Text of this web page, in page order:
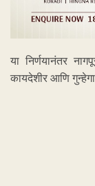
या निर्णयानंतर
कायदेशीर आणि